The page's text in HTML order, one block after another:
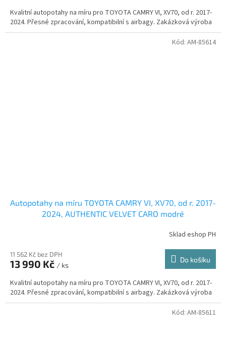
Kvalitní autopotahy na míru pro TOYOTA CAMRY VI, XV70, od r. 2017-
2024. Přesné zpracování, kompatibilní s airbagy. Zakázková výroba
Autopotahy na míru TOYOTA CAMRY VI, XV70, od r. 2017-
2024, AUTHENTIC VELVET CARO modré
Sklad eshop PH
11 562 Kč bez DPH
13 990 Kč / ks
Do košíku
Kvalitní autopotahy na míru pro TOYOTA CAMRY VI, XV70, od r. 2017-
2024. Přesné zpracování, kompatibilní s airbagy. Zakázková výroba
Kód: AM-85614
Kód: AM-85611